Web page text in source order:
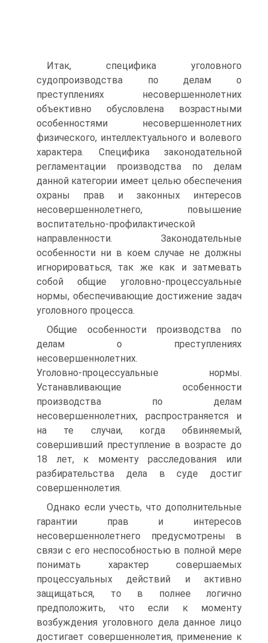
Итак, специфика уголовного
судопроизводства по делам о
преступлениях несовершеннолетних
объективно обусловлена возрастными
особенностями несовершеннолетних
физического, интеллектуального и волевого
характера. Специфика законодательной
регламентации производства по делам
данной категории имеет целью обеспечения
охраны прав и законных интересов
несовершеннолетнего, повышение
воспитательно‑профилактической
направленности. Законодательные
особенности ни в коем случае не должны
игнорироваться, так же как и затмевать
собой общие уголовно‑процессуальные
нормы, обеспечивающие достижение задач
уголовного процесса.
Общие особенности производства по
делам о преступлениях
несовершеннолетних.
Уголовно‑процессуальные нормы.
Устанавливающие особенности
производства по делам
несовершеннолетних, распространяется и
на те случаи, когда обвиняемый,
совершивший преступление в возрасте до
18 лет, к моменту расследования или
разбирательства дела в суде достиг
совершеннолетия.
Однако если учесть, что дополнительные
гарантии прав и интересов
несовершеннолетнего предусмотрены в
связи с его неспособностью в полной мере
понимать характер совершаемых
процессуальных действий и активно
защищаться, то в полнее логично
предположить, что если к моменту
возбуждения уголовного дела данное лицо
достигает совершеннолетия, применение к